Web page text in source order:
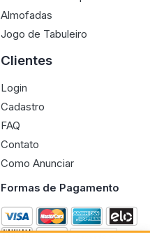
Almofadas
Jogo de Tabuleiro
Clientes
Login
Cadastro
FAQ
Contato
Como Anunciar
Formas de Pagamento